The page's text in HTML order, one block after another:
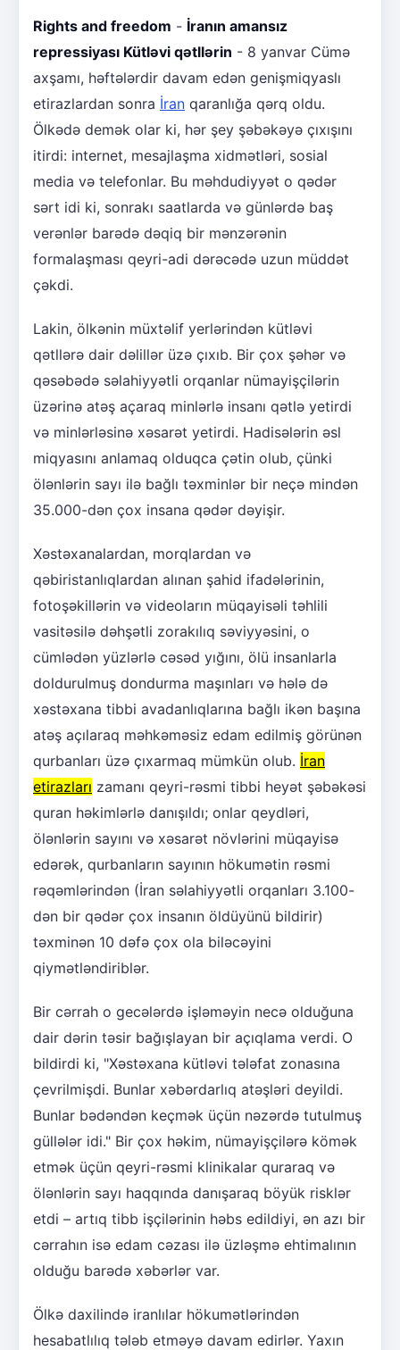
Rights and freedom - İranın amansız
repressiyası Kütləvi qətllərin - 8 yanvar Cümə
axşamı, həftələrdir davam edən genişmiqyaslı
etirazlardan sonra İran qaranlığa qərq oldu.
Ölkədə demək olar ki, hər şey şəbəkəyə çıxışını
itirdi: internet, mesajlaşma xidmətləri, sosial
media və telefonlar. Bu məhdudiyyət o qədər
sərt idi ki, sonrakı saatlarda və günlərdə baş
verənlər barədə dəqiq bir mənzərənin
formalaşması qeyri-adi dərəcədə uzun müddət
çəkdi.
Lakin, ölkənin müxtəlif yerlərindən kütləvi
qətllərə dair dəlillər üzə çıxıb. Bir çox şəhər və
qəsəbədə səlahiyyətli orqanlar nümayişçilərin
üzərinə atəş açaraq minlərlə insanı qətlə yetirdi
və minlərləsinə xəsarət yetirdi. Hadisələrin əsl
miqyasını anlamaq olduqca çətin olub, çünki
ölənlərin sayı ilə bağlı təxminlər bir neçə mindən
35.000-dən çox insana qədər dəyişir.
Xəstəxanalardan, morqlardan və
qəbiristanlıqlardan alınan şahid ifadələrinin,
fotoşəkillərin və videoların müqayisəli təhlili
vasitəsilə dəhşətli zorakılıq səviyyəsini, o
cümlədən yüzlərlə cəsəd yığını, ölü insanlarla
doldurulmuş dondurma maşınları və hələ də
xəstəxana tibbi avadanlıqlarına bağlı ikən başına
atəş açılaraq məhkəməsiz edam edilmiş görünən
qurbanları üzə çıxarmaq mümkün olub. İran
etirazları zamanı qeyri-rəsmi tibbi heyət şəbəkəsi
quran həkimlərlə danışıldı; onlar qeydləri,
ölənlərin sayını və xəsarət növlərini müqayisə
edərək, qurbanların sayının hökumətin rəsmi
rəqəmlərindən (İran səlahiyyətli orqanları 3.100-
dən bir qədər çox insanın öldüyünü bildirir)
təxminən 10 dəfə çox ola biləcəyini
qiymətləndiriblər.
Bir cərrah o gecələrdə işləməyin necə olduğuna
dair dərin təsir bağışlayan bir açıqlama verdi. O
bildirdi ki, "Xəstəxana kütləvi tələfat zonasına
çevrilmişdi. Bunlar xəbərdarlıq atəşləri deyildi.
Bunlar bədəndən keçmək üçün nəzərdə tutulmuş
güllələr idi." Bir çox həkim, nümayişçilərə kömək
etmək üçün qeyri-rəsmi klinikalar quraraq və
ölənlərin sayı haqqında danışaraq böyük risklər
etdi – artıq tibb işçilərinin həbs edildiyi, ən azı bir
cərrahın isə edam cəzası ilə üzləşmə ehtimalının
olduğu barədə xəbərlər var.
Ölkə daxilində iranlılar hökumətlərindən
hesabatlılıq tələb etməyə davam edirlər. Yaxın